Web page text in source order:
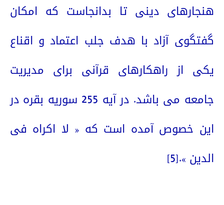
هنجارهای دینی تا بدانجاست که امکان
گفتگوی آزاد با هدف جلب اعتماد و اقناع
یکی از راهکارهای قرآنی برای مدیریت
جامعه می باشد. در آیه 255 سوریه بقره در
این خصوص آمده است که « لا اکراه فی
الدین ».[5]